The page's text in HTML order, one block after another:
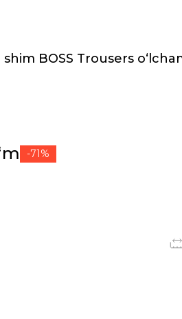
BOSS Trousers
-71%